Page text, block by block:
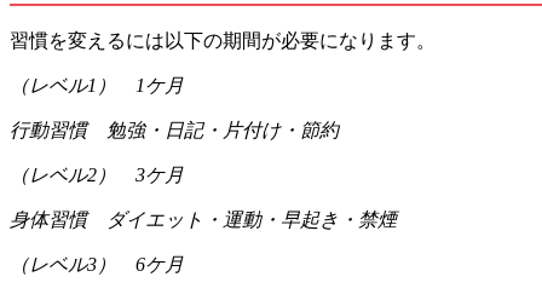
習慣を変えるには以下の期間が必要になります。
（レベル1） 1ケ月
行動習慣 勉強・日記・片付け・節約
（レベル2） 3ケ月
身体習慣 ダイエット・運動・早起き・禁煙
（レベル3） 6ケ月